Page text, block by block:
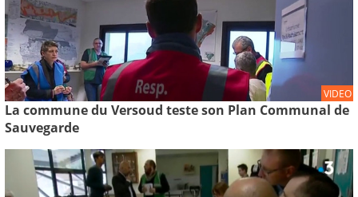
VIDEO
La commune du Versoud teste son Plan Communal de
Sauvegarde